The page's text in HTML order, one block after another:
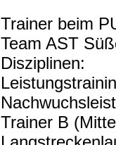
Trainer beim
Team AST
Disziplinen:
Trainer B